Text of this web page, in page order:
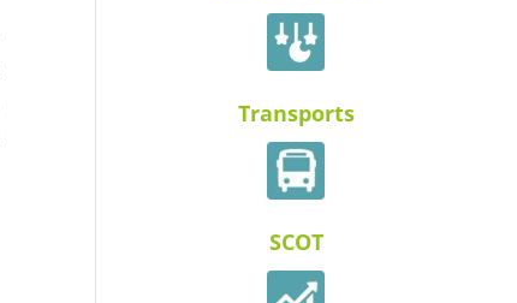
Transports
SCOT